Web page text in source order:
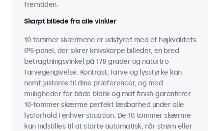
fremtiden.
Skarpt billede fra alle vinkler
10 tommer skærmene er udstyret med et højkvalitets
IPS-panel, der sikrer knivskarpe billeder, en bred
betragtningsvinkel på 178 grader og naturtro
farvegengivelse. Kontrast, farve og lysstyrke kan
nemt justeres til dine præferencer, og med
muligheder for både blank og mat finish garanterer
10-tommer skærme perfekt læsbarhed under alle
lysforhold i enhver situation. De 10 tommer skærme
kan indstilles til at starte automatisk, når strøm eller